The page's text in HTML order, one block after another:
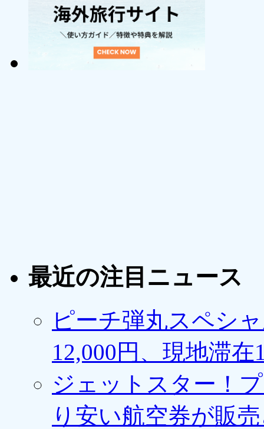
最近の注目ニュース
ピーチ弾丸スペシ
12,000円、現地滞
ジェットスター！
り安い航空券が販